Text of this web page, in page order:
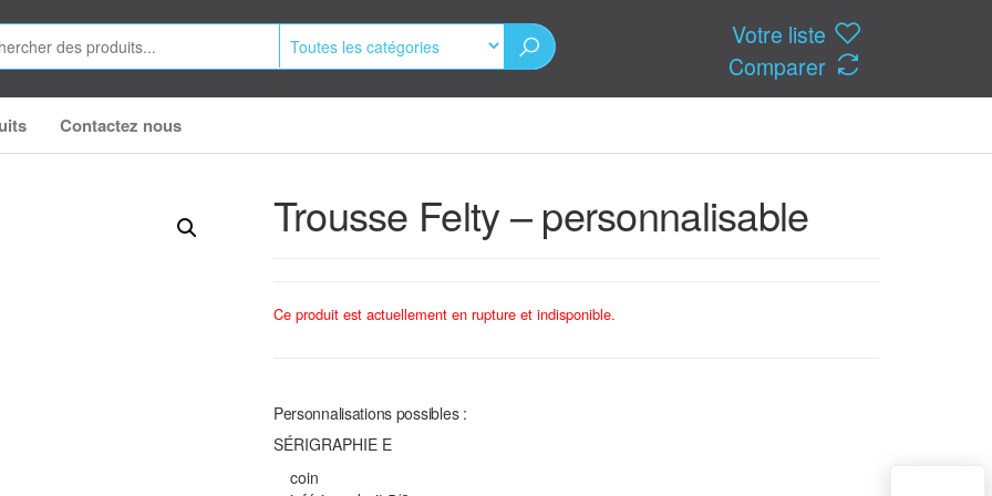
Votre liste
Comparer
Contactez nous
Trousse Felty – personnalisable
Ce produit est actuellement en rupture et indisponible.
Personnalisations possibles :
SÉRIGRAPHIE E
coin